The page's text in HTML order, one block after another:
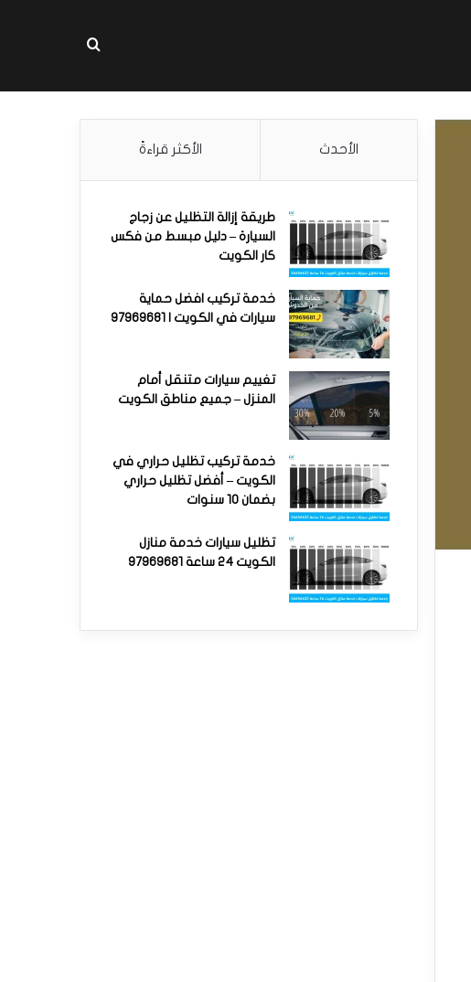
بحث عن
الأحدث الأكثر قراءةً
طريقة إزالة التظليل عن زجاج
السيارة – دليل مبسط من فكس
كار الكويت
خدمة تركيب افضل حماية
سيارات في الكويت | 97969681
تغييم سيارات متنقل أمام
المنزل – جميع مناطق الكويت
خدمة تركيب تظليل حراري في
الكويت – أفضل تظليل حراري
بضمان 10 سنوات
تظليل سيارات خدمة منازل
الكويت 24 ساعة 97969681